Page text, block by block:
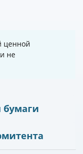
ценной
не
бумаги